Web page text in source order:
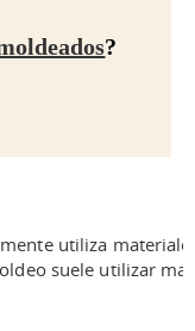
?
utiliza
suele utilizar